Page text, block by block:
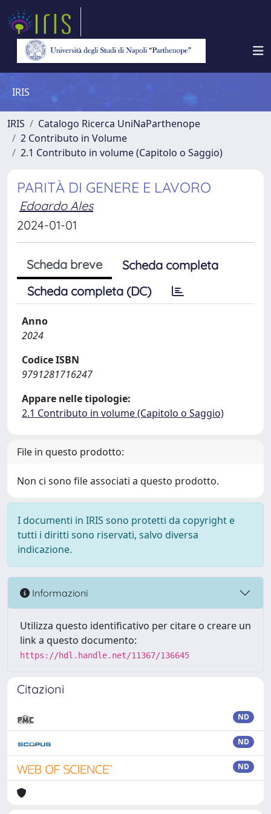
IRIS
IRIS
Catalogo Ricerca UniNaParthenope
2 Contributo in Volume
2.1 Contributo in volume (Capitolo o Saggio)
PARITÀ DI GENERE E LAVORO
Edoardo Ales
2024-01-01
Scheda breve
Scheda completa
Scheda completa (DC)
Anno
2024
Codice ISBN
9791281716247
Appare nelle tipologie:
2.1 Contributo in volume (Capitolo o Saggio)
File in questo prodotto:
Non ci sono file associati a questo prodotto.
I documenti in IRIS sono protetti da copyright e
tutti i diritti sono riservati, salvo diversa
indicazione.
Informazioni
Utilizza questo identificativo per citare o creare un
link a questo documento:
https://hdl.handle.net/11367/136645
Citazioni
ND
ND
ND